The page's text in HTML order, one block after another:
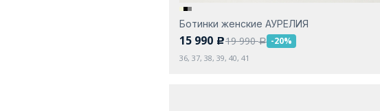
Ботинки женские АУРЕЛИЯ
15 990 c19 990a -20%
36, 37, 38, 39, 40, 41